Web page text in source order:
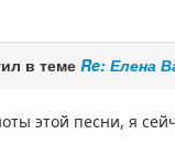
в темеRe: Елена
этой песни, я